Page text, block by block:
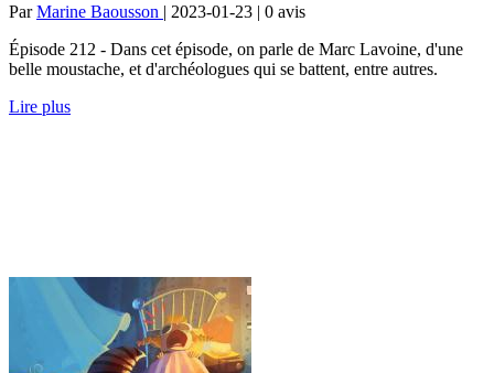
ParMarine Baousson | 2023-01-23 | 0 avis
Épisode 212 - Dans cet épisode, on parle de Marc Lavoine, d'une
belle moustache, et d'archéologues qui se battent, entre autres.
Lire plus